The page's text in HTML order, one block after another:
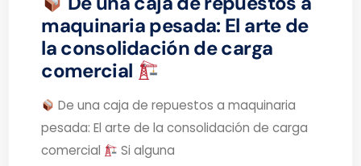
maquinaria pesada: El arte de
la consolidación de carga
comercial
De una caja de repuestos a maquinaria
pesada: El arte de la consolidación de carga
comercial
Si alguna